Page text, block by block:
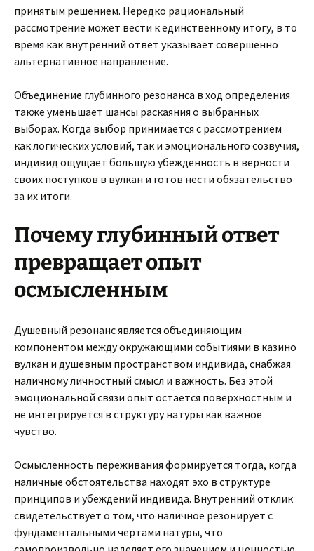
принятым решением. Нередко рациональный
рассмотрение может вести к единственному итогу, в то
время как внутренний ответ указывает совершенно
альтернативное направление.
Объединение глубинного резонанса в ход определения
также уменьшает шансы раскаяния о выбранных
выборах. Когда выбор принимается с рассмотрением
как логических условий, так и эмоционального созвучия,
индивид ощущает большую убежденность в верности
своих поступков в вулкан и готов нести обязательство
за их итоги.
Почему глубинный ответ
превращает опыт
осмысленным
Душевный резонанс является объединяющим
компонентом между окружающими событиями в казино
вулкан и душевным пространством индивида, снабжая
наличному личностный смысл и важность. Без этой
эмоциональной связи опыт остается поверхностным и
не интегрируется в структуру натуры как важное
чувство.
Осмысленность переживания формируется тогда, когда
наличные обстоятельства находят эхо в структуре
принципов и убеждений индивида. Внутренний отклик
свидетельствует о том, что наличное резонирует с
фундаментальными чертами натуры, что